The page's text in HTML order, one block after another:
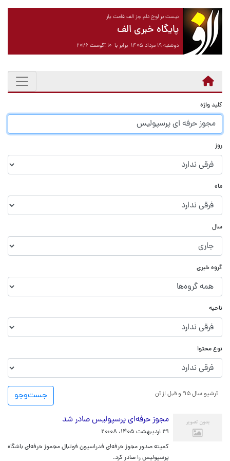
نیست بر لوح دلم جز الف قامت یار
پایگاه خبری الف
دوشنبه ۱۹ مرداد ۱۴۰۵ برابر با ۱۰ آگوست ۲۰۲۶
کلید واژه
روز
ماه
سال
گروه خبری
ناحیه
نوع محتوا
جست‌و‌جو آرشیو سال ۹۵ و قبل از آن
مجوز حرفه‌ای پرسپولیس صادر شد
۳۱ اردیبهشت ۱۴۰۵، ۲۰:۰۸
کمیته صدور مجوز حرفه‌ای فدراسیون فوتبال مجموز حرفه‌ای باشگاه
پرسپولیس را صادر کرد.